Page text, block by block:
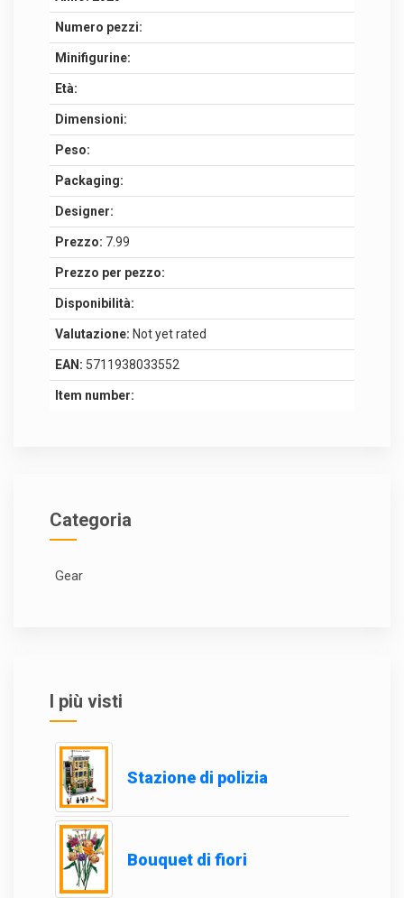
Numero pezzi:
Minifigurine:
Età:
Dimensioni:
Peso:
Packaging:
Designer:
Prezzo: 7.99
Prezzo per pezzo:
Disponibilità:
Valutazione: Not yet rated
EAN: 5711938033552
Item number:
Categoria
Gear
I più visti
Stazione di polizia
Bouquet di fiori